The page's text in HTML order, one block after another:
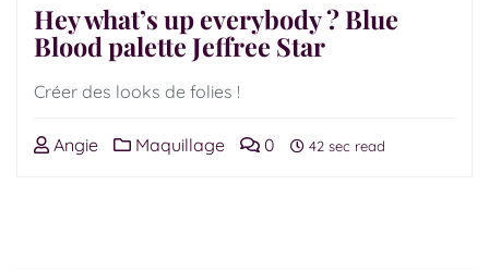
Hey what’s up everybody ? Blue
Blood palette Jeffree Star
Créer des looks de folies !
Angie Maquillage 0 42 sec read